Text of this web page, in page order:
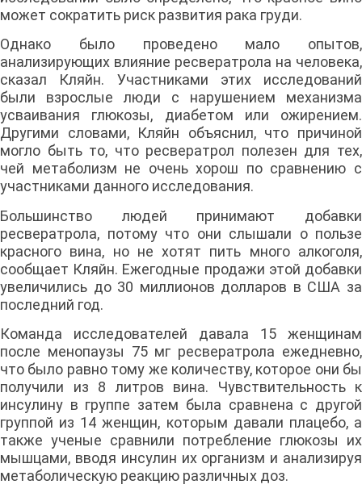
может сократить риск развития рака груди.
Однако было проведено мало опытов,
анализирующих влияние ресвератрола на человека,
сказал Кляйн. Участниками этих исследований
были взрослые люди с нарушением механизма
усваивания глюкозы, диабетом или ожирением.
Другими словами, Кляйн объяснил, что причиной
могло быть то, что ресвератрол полезен для тех,
чей метаболизм не очень хорош по сравнению с
участниками данного исследования.
Большинство людей принимают добавки
ресвератрола, потому что они слышали о пользе
красного вина, но не хотят пить много алкоголя,
сообщает Кляйн. Ежегодные продажи этой добавки
увеличились до 30 миллионов долларов в США за
последний год.
Команда исследователей давала 15 женщинам
после менопаузы 75 мг ресвератрола ежедневно,
что было равно тому же количеству, которое они бы
получили из 8 литров вина. Чувствительность к
инсулину в группе затем была сравнена с другой
группой из 14 женщин, которым давали плацебо, а
также ученые сравнили потребление глюкозы их
мышцами, вводя инсулин их организм и анализируя
метаболическую реакцию различных доз.